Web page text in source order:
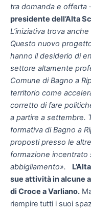
tra domanda e offerta
presidente dell’Alta
L’iniziativa trova
Questo nuovo
hanno il desiderio di
settore altamente
Comune di Bagno a
territorio come
corretto di fare
a partire a settembre.
formativa di Bagno a
proposti presso le
formazione incentrato
abbigliamento».
sue attività in alcune
di Croce a Varliano.
riempire tutti i suoi